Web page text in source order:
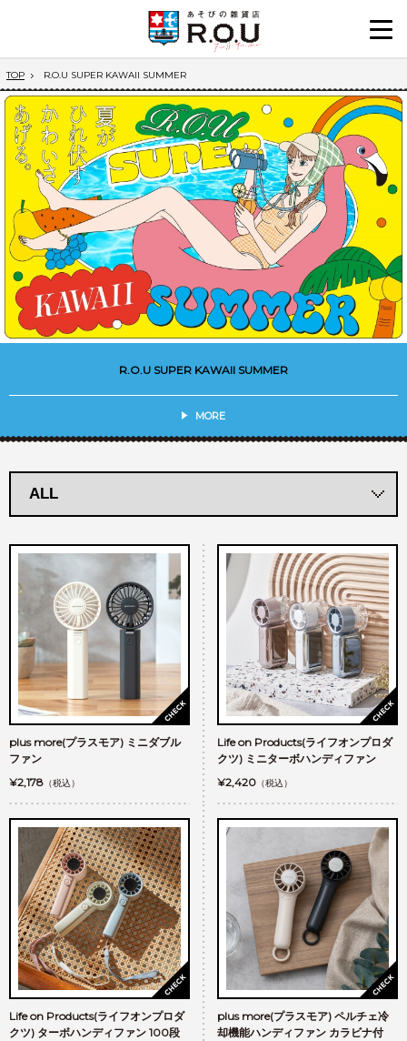
TOP R.O.U SUPER KAWAII SUMMER
R.O.U SUPER KAWAII SUMMER
MORE
plus more(プラスモア) ミニダブル
ファン
¥2,178 （税込）
Life on Products(ライフオンプロダ
クツ) ミニターボハンディファン
¥2,420 （税込）
Life on Products(ライフオンプロダ
クツ) ターボハンディファン 100段
plus more(プラスモア) ペルチェ冷
却機能ハンディファン カラビナ付